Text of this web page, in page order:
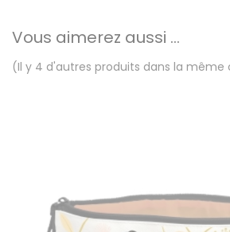
Vous aimerez aussi ...
(Il y 4 d'autres produits dans la même